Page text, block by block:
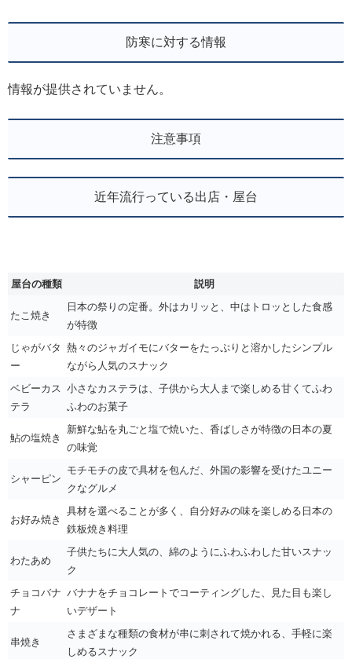
防寒に対する情報
情報が提供されていません。
注意事項
近年流行っている出店・屋台
屋台の種類 説明
たこ焼き
日本の祭りの定番。外はカリッと、中はトロッとした食感
が特徴
じゃがバタ
ー
熱々のジャガイモにバターをたっぷりと溶かしたシンプル
ながら人気のスナック
ベビーカス
テラ
小さなカステラは、子供から大人まで楽しめる甘くてふわ
ふわのお菓子
鮎の塩焼き
新鮮な鮎を丸ごと塩で焼いた、香ばしさが特徴の日本の夏
の味覚
シャーピン
モチモチの皮で具材を包んだ、外国の影響を受けたユニー
クなグルメ
お好み焼き
具材を選べることが多く、自分好みの味を楽しめる日本の
鉄板焼き料理
わたあめ
子供たちに大人気の、綿のようにふわふわした甘いスナッ
ク
チョコバナ
ナ
バナナをチョコレートでコーティングした、見た目も楽し
いデザート
串焼き
さまざまな種類の食材が串に刺されて焼かれる、手軽に楽
しめるスナック